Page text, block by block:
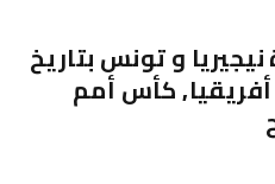
و تونس بتاريخ
دوري أفريقيا, كأس أمم